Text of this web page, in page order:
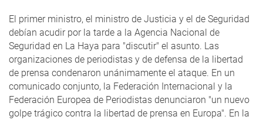
El primer ministro, el ministro de Justicia y el de Seguridad
debían acudir por la tarde a la Agencia Nacional de
Seguridad en La Haya para "discutir" el asunto. Las
organizaciones de periodistas y de defensa de la libertad
de prensa condenaron unánimamente el ataque. En un
comunicado conjunto, la Federación Internacional y la
Federación Europea de Periodistas denunciaron "un nuevo
golpe trágico contra la libertad de prensa en Europa". En la